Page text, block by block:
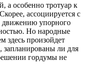
а особенно тротуар к
ассоциируется с
движению упорного
Но народные
здесь произойдет
запланированы ли для
гордумы не